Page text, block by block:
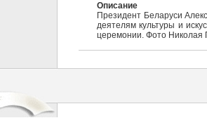
Описание
Президент Беларуси
деятелям культуры и
церемонии. Фото Николая